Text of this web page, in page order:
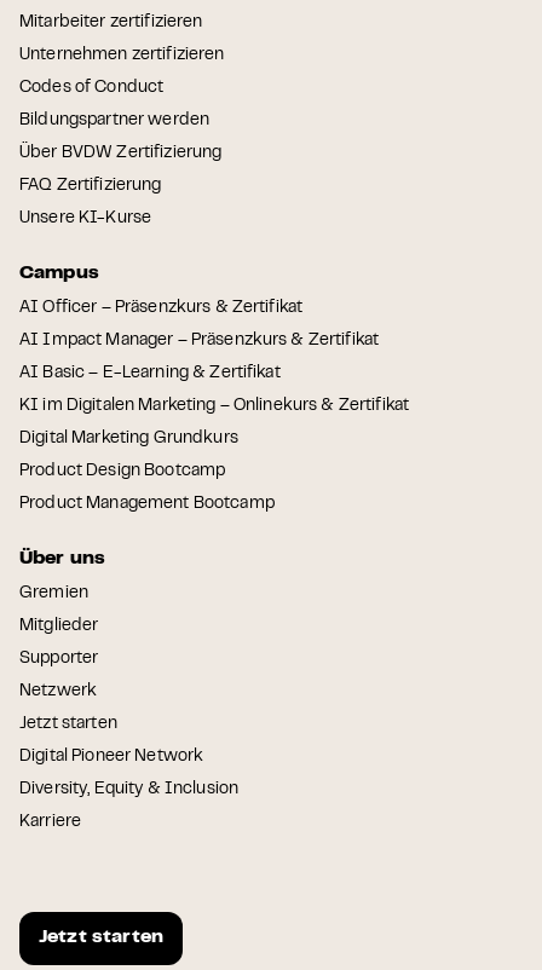
Mitarbeiter zertifizieren
Unternehmen zertifizieren
Codes of Conduct
Bildungspartner werden
Über BVDW Zertifizierung
FAQ Zertifizierung
Unsere KI-Kurse
Campus
AI Officer – Präsenzkurs & Zertifikat
AI Impact Manager – Präsenzkurs & Zertifikat
AI Basic – E-Learning & Zertifikat
KI im Digitalen Marketing – Onlinekurs & Zertifikat
Digital Marketing Grundkurs
Product Design Bootcamp
Product Management Bootcamp
Über uns
Gremien
Mitglieder
Supporter
Netzwerk
Jetzt starten
Digital Pioneer Network
Diversity, Equity & Inclusion
Karriere
Jetzt starten